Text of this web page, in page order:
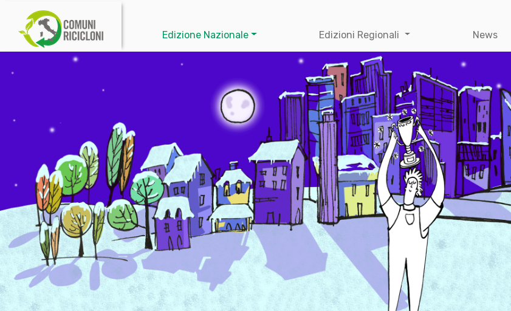
Edizione Nazionale Edizioni Regionali News